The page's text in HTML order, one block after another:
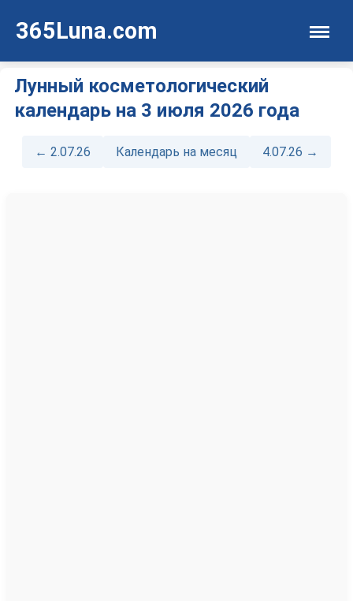
365Luna.com
Лунный косметологический
календарь на 3 июля 2026 года
← 2.07.26 Календарь на месяц 4.07.26 →